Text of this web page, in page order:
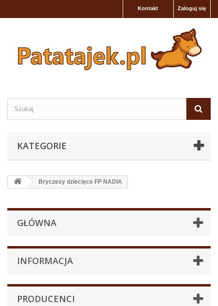
Zaloguj się
Kontakt
KATEGORIE
Bryczesy dziecięce FP NADIA
GŁÓWNA
INFORMACJA
PRODUCENCI